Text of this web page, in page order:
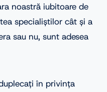
noastră iubitoare de
specialiștilor cât și a
sau nu, sunt adesea
în privința